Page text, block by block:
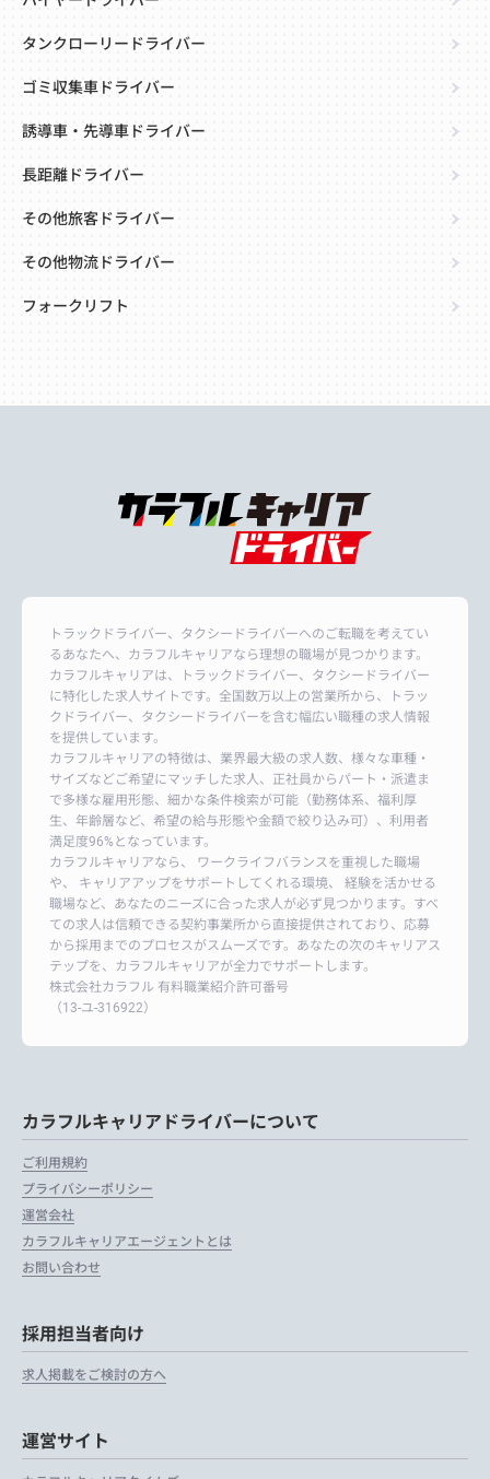
タンクローリードライバー
ゴミ収集車ドライバー
誘導車・先導車ドライバー
長距離ドライバー
その他旅客ドライバー
その他物流ドライバー
フォークリフト
トラックドライバー、タクシードライバーへのご転職を考えてい
るあなたへ、カラフルキャリアなら理想の職場が見つかります。
カラフルキャリアは、トラックドライバー、タクシードライバー
に特化した求人サイトです。全国数万以上の営業所から、トラッ
クドライバー、タクシードライバーを含む幅広い職種の求人情報
を提供しています。
カラフルキャリアの特徴は、業界最大級の求人数、様々な車種・
サイズなどご希望にマッチした求人、正社員からパート・派遣ま
で多様な雇用形態、細かな条件検索が可能（勤務体系、福利厚
生、年齢層など、希望の給与形態や金額で絞り込み可）、利用者
満足度96%となっています。
カラフルキャリアなら、 ワークライフバランスを重視した職場
や、 キャリアアップをサポートしてくれる環境、 経験を活かせる
職場など、あなたのニーズに合った求人が必ず見つかります。すべ
ての求人は信頼できる契約事業所から直接提供されており、応募
から採用までのプロセスがスムーズです。あなたの次のキャリアス
テップを、カラフルキャリアが全力でサポートします。
株式会社カラフル 有料職業紹介許可番号
（13-ユ-316922）
カラフルキャリアドライバーについて
ご利用規約
プライバシーポリシー
運営会社
カラフルキャリアエージェントとは
お問い合わせ
採用担当者向け
求人掲載をご検討の方へ
運営サイト